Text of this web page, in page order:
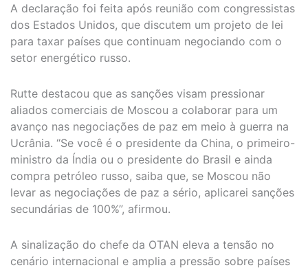
A declaração foi feita após reunião com congressistas
dos Estados Unidos, que discutem um projeto de lei
para taxar países que continuam negociando com o
setor energético russo.
Rutte destacou que as sanções visam pressionar
aliados comerciais de Moscou a colaborar para um
avanço nas negociações de paz em meio à guerra na
Ucrânia. “Se você é o presidente da China, o primeiro-
ministro da Índia ou o presidente do Brasil e ainda
compra petróleo russo, saiba que, se Moscou não
levar as negociações de paz a sério, aplicarei sanções
secundárias de 100%”, afirmou.
A sinalização do chefe da OTAN eleva a tensão no
cenário internacional e amplia a pressão sobre países